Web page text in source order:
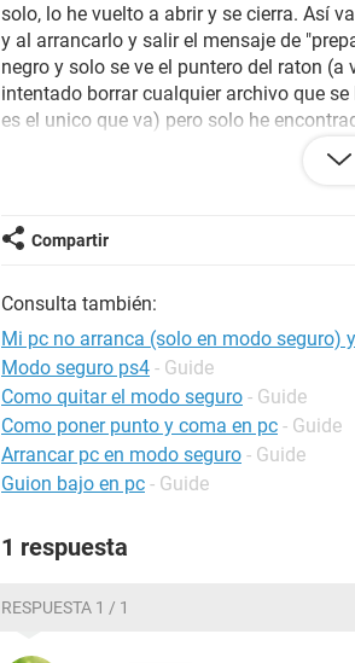
solo, lo he vuelto a abrir y se cierra. Así
y al arrancarlo y salir el mensaje de
negro y solo se ve el puntero del raton
intentado borrar cualquier archivo que
es el unico que va) pero solo he
conectarlo, y el modo de seguridad este
Compartir
Consulta también:
Mi pc no arranca (solo en modo seguro)
Modo seguro ps4 - Guide
Como quitar el modo seguro - Guide
Como poner punto y coma en pc - Guide
Arrancar pc en modo seguro - Guide
Guion bajo en pc - Guide
1 respuesta
RESPUESTA 1 / 1